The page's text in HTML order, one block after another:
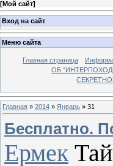
[Мой сайт]
Вход на сайт
Меню сайта
Главная страница
ОБ
Главная » 2014 » Январь » 31
Бесплатно.
Ермек